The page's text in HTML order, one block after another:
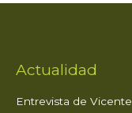
Actualidad
Entrevista de